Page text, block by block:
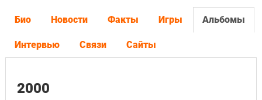
Био Новости Факты Игры Альбомы
Интервью Связи Сайты
2000